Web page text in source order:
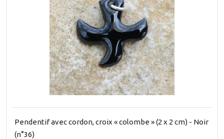
Pendentif avec cordon, croix « colombe » (2 x 2 cm) - Noir
(n°36)